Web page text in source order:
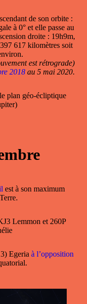
de son orbite :
à 0° et elle passe au
droite : 19h9m,
617 kilomètres soit
est rétrograde)
2018 au 5 mai 2020.
plan géo-écliptique
est à son maximum
Lemmon et 260P
Egeria à l’opposition